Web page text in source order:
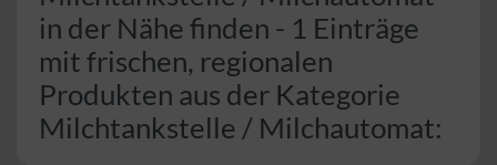
in der Nähe finden - 1 Einträge
mit frischen, regionalen
Produkten aus der Kategorie
Milchtankstelle / Milchautomat: